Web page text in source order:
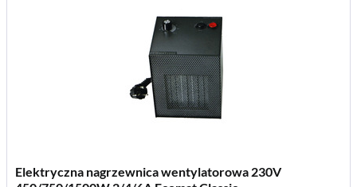
Elektryczna nagrzewnica wentylatorowa 230V